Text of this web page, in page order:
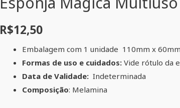
R$12,50
Embalagem com 1 unidade 110mm x
Formas de uso e cuidados: Vide rótulo da
Data de Validade: Indeterminada
Composição: Melamina